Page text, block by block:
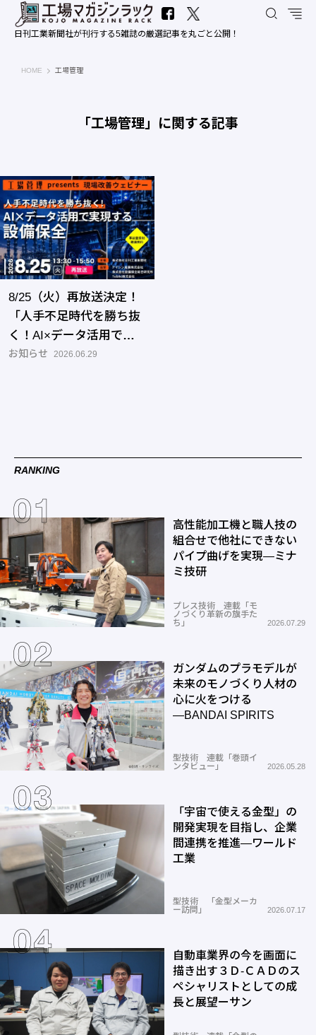
日刊工業新聞社が刊行する5雑誌の厳選記事を丸ごと公開！
HOME 工場マガジンラック｜日刊工業新聞社
工場管理
「工場管理」に関する記事
8/25（火）再放送決定！
「人手不足時代を勝ち抜
く！AI×データ活用で実
現する設備保全」
お知らせ 2026.06.29
RANKING
高性能加工機と職人技の
組合せで他社にできない
パイプ曲げを実現―ミナ
ミ技研
プレス技術 連載「モ
ノづくり革新の旗手た
ち」
2026.07.29
ガンダムのプラモデルが
未来のモノづくり人材の
心に火をつける
―BANDAI SPIRITS
型技術 連載「巻頭イ
ンタビュー」
2026.05.28
「宇宙で使える金型」の
開発実現を目指し、企業
間連携を推進―ワールド
工業
型技術 「金型メーカ
ー訪問」
2026.07.17
自動車業界の今を画面に
描き出す３Ｄ-ＣＡＤのス
ペシャリストとしての成
長と展望ーサン